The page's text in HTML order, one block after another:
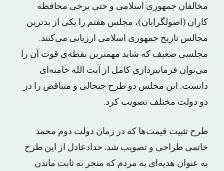
مخالفان جمهوری اسلامی و حتی برخی محافظه
کاران (اصولگرایان)، مجلس هفتم را یکی از بد‌ترین
مجالس تاریخ جمهوری اسلامی ارزیابی می‌کنند.
مجلسی ضعیف که شاید مهمترین نقطه‌ی قوت آن را
می‌توان فرمانبرداری کامل از آیت الله خامنه‌ای
دانست. این مجلس دو طرح جنجالی و متناقض را در
دو دولت مختلف تصویب کرد.
طرح تثبیت قیمت‌ها که در زمان دولت دوم محمد
خاتمی طراحی و تصویب شد. حدادعادل از این طرح
به عنوان هدیه‌ای به مردم که منجر به ثابت ماندن